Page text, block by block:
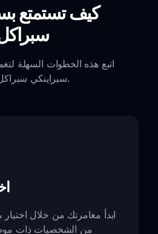
كيف تستمتع
اتبع هذه الخطوات السهلة
سبراينكي سبراكل الحلو.
ابدأ مغامرتك من خلال
من الشخصيات ذات